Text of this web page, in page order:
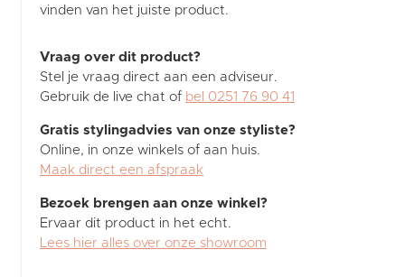
vinden van het juiste product.
Vraag over dit product?
Stel je vraag direct aan een adviseur.
Gebruik de live chat of bel 0251 76 90 41
Gratis stylingadvies van onze styliste?
Online, in onze winkels of aan huis.
Maak direct een afspraak
Bezoek brengen aan onze winkel?
Ervaar dit product in het echt.
Lees hier alles over onze showroom